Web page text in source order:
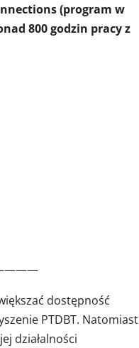
(program w
800 godzin pracy z
dostępność
PTDBT. Natomiast
działalności